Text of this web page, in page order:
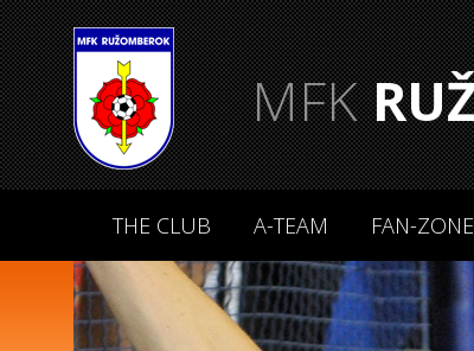
MFK
THE CLUB A-TEAM FAN-ZONE